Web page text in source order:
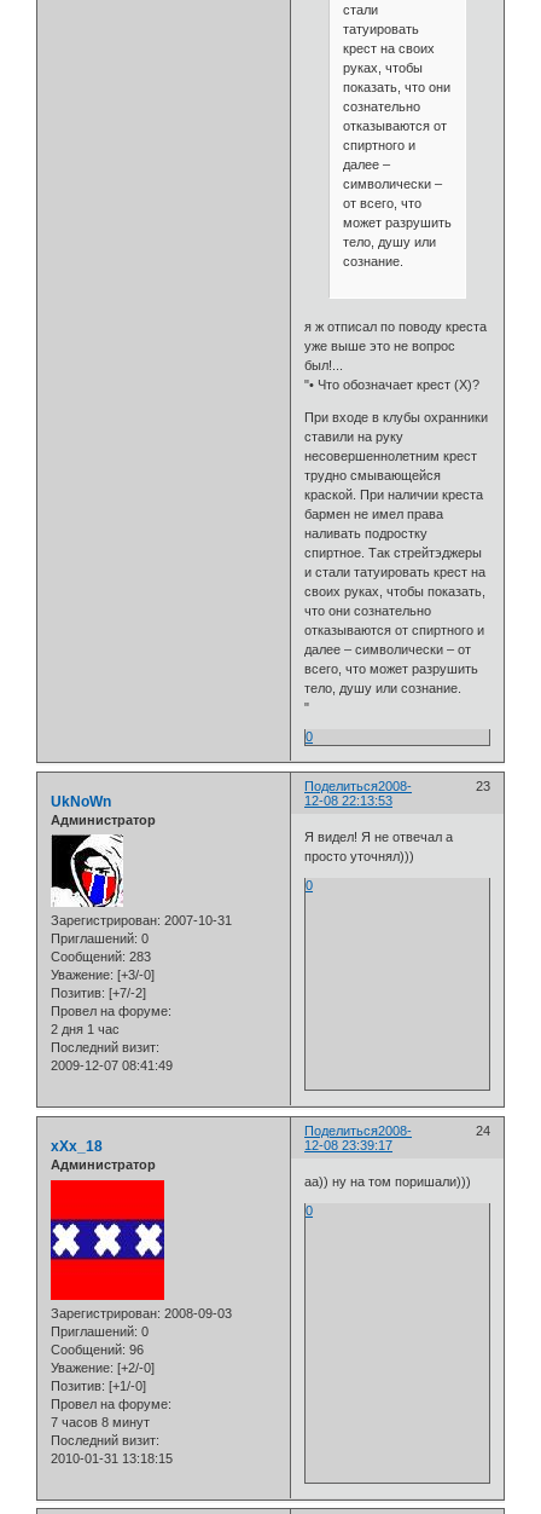
стали
татуировать
крест на своих
руках, чтобы
показать, что они
сознательно
отказываются от
спиртного и
далее –
символически –
от всего, что
может разрушить
тело, душу или
сознание.
я ж отписал по поводу креста
уже выше это не вопрос
был!...
"• Что обозначает крест (Х)?
При входе в клубы охранники
ставили на руку
несовершеннолетним крест
трудно смывающейся
краской. При наличии креста
бармен не имел права
наливать подростку
спиртное. Так стрейтэджеры
и стали татуировать крест на
своих руках, чтобы показать,
что они сознательно
отказываются от спиртного и
далее – символически – от
всего, что может разрушить
тело, душу или сознание.
"
0
Поделиться 23
2008-
12-08 22:13:53
UkNoWn
Администратор
Зарегистрирован: 2007-10-31
Приглашений: 0
Сообщений: 283
Уважение: [+3/-0]
Позитив: [+7/-2]
Провел на форуме:
2 дня 1 час
Последний визит:
2009-12-07 08:41:49
Я видел! Я не отвечал а
просто уточнял)))
0
Поделиться 24
2008-
12-08 23:39:17
xXx_18
Администратор
Зарегистрирован: 2008-09-03
Приглашений: 0
Сообщений: 96
Уважение: [+2/-0]
Позитив: [+1/-0]
Провел на форуме:
7 часов 8 минут
Последний визит:
2010-01-31 13:18:15
аа)) ну на том поришали)))
0